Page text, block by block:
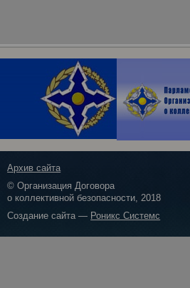
Архив сайта
© Организация Договора
о коллективной безопасности, 2018
Создание сайта — Роникс Системс